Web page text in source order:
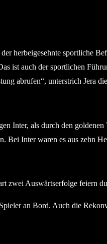
herbeigesehnte sportliche
ist auch der sportlichen
abrufen“, unterstrich Jera
Inter, als durch den
Inter waren es aus zehn
zwei Auswärtserfolge feiern
an Bord. Auch die